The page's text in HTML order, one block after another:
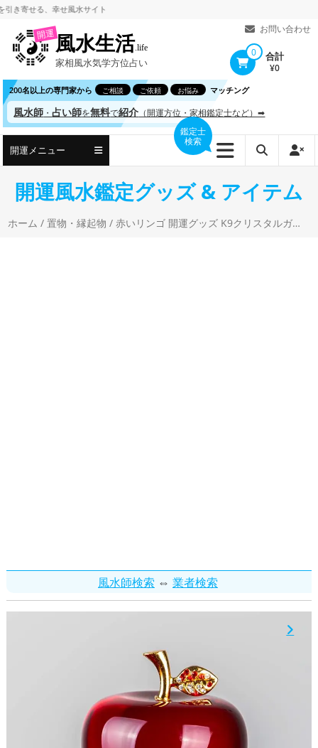
コ
ツ
へ
ス
ッ
る、幸せ風水サイト
お問い合わせ
開運風水生活.life
家相風水気学方位占い
0 合計
¥0
200名以上の専門家から ご相談 ご依頼 お悩み マッチング
風水師 ・占い師を無料で紹介 （開運方位・家相鑑定士など）➡
開運メニュー
鑑定士
検索
開運風水鑑定グッズ & アイテム
ホーム /置物・縁起物 / 赤いリンゴ 開運グッズ K9クリスタルガラス製 かわいい風水置物 装飾品
風水師検索 ⇔ 業者検索